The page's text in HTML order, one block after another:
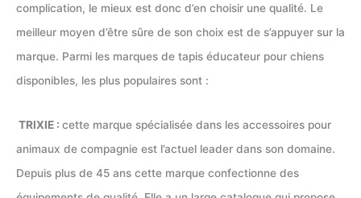
complication, le mieux est donc d’en choisir une qualité. Le
meilleur moyen d’être sûre de son choix est de s’appuyer sur la
marque. Parmi les marques de tapis éducateur pour chiens
disponibles, les plus populaires sont :
TRIXIE : cette marque spécialisée dans les accessoires pour
animaux de compagnie est l’actuel leader dans son domaine.
Depuis plus de 45 ans cette marque confectionne des